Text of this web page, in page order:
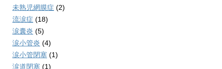
未熟児網膜症 (2)
流涙症 (18)
涙囊炎 (5)
涙小管炎 (4)
涙小管閉塞 (1)
涙道閉塞 (1)